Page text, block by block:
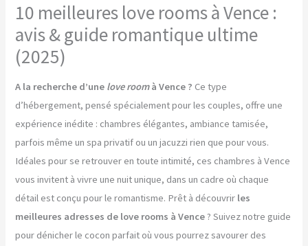
10 meilleures love rooms à Vence :
avis & guide romantique ultime
(2025)
A la recherche d’une love roomà Vence ? Ce type
d’hébergement, pensé spécialement pour les couples, offre une
expérience inédite : chambres élégantes, ambiance tamisée,
parfois même un spa privatif ou un jacuzzi rien que pour vous.
Idéales pour se retrouver en toute intimité, ces chambres à Vence
vous invitent à vivre une nuit unique, dans un cadre où chaque
détail est conçu pour le romantisme. Prêt à découvrir les
meilleures adresses de love rooms à Vence? Suivez notre guide
pour dénicher le cocon parfait où vous pourrez savourer des